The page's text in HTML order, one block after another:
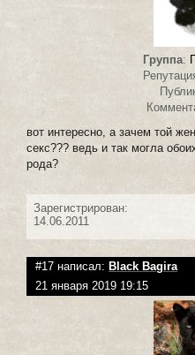
Группа:
вот интересно, а зачем той
секс??? ведь и так могла
рода?
Зарегистрирован:
14.06.2011
#17 написал: Black Bagira
21 января 2019 19:15